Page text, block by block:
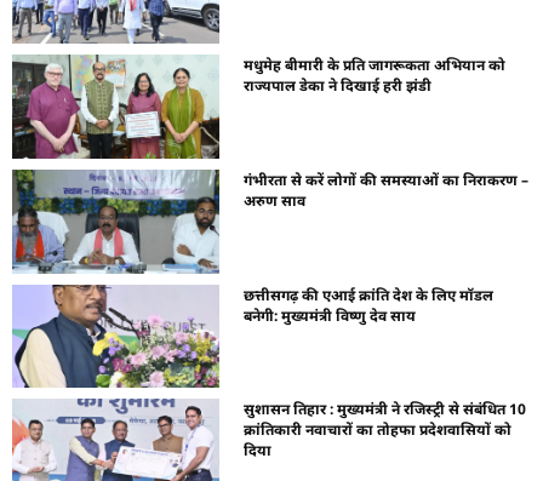
मधुमेह बीमारी के प्रति जागरूकता अभियान को
राज्यपाल डेका ने दिखाई हरी झंडी
गंभीरता से करें लोगों की समस्याओं का निराकरण –
अरुण साव
छत्तीसगढ़ की एआई क्रांति देश के लिए मॉडल
बनेगी: मुख्यमंत्री विष्णु देव साय
सुशासन तिहार : मुख्यमंत्री ने रजिस्ट्री से संबंधित 10
क्रांतिकारी नवाचारों का तोहफा प्रदेशवासियों को
दिया